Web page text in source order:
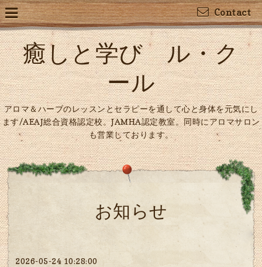
Contact
癒しと学び ル・ク
ール
アロマ＆ハーブのレッスンとセラピーを通して心と身体を元気にし
ます/AEAJ総合資格認定校。JAMHA認定教室。同時にアロマサロン
も営業しております。
お知らせ
2026-05-24 10:28:00